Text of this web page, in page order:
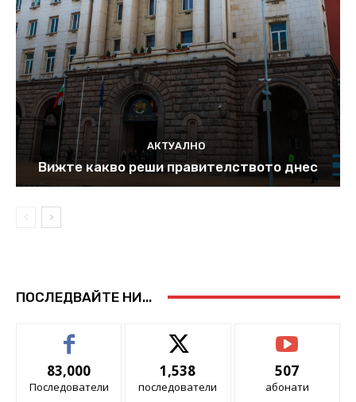
АКТУАЛНО
Вижте какво реши правителството днес
ПОСЛЕДВАЙТЕ НИ...
83,000
Последователи
1,538
последователи
507
абонати